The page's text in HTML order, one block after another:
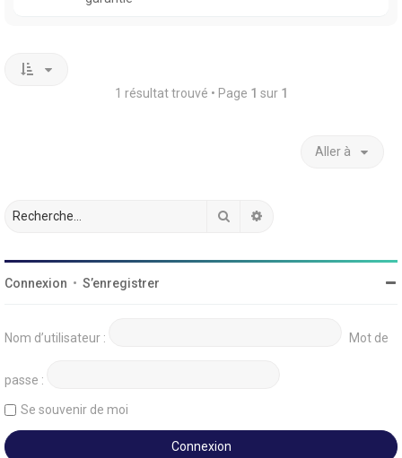
1 résultat trouvé • Page 1 sur 1
Aller à
Rechercher
Connexion • S’enregistrer
Nom d’utilisateur : Mot de
passe :
Se souvenir de moi